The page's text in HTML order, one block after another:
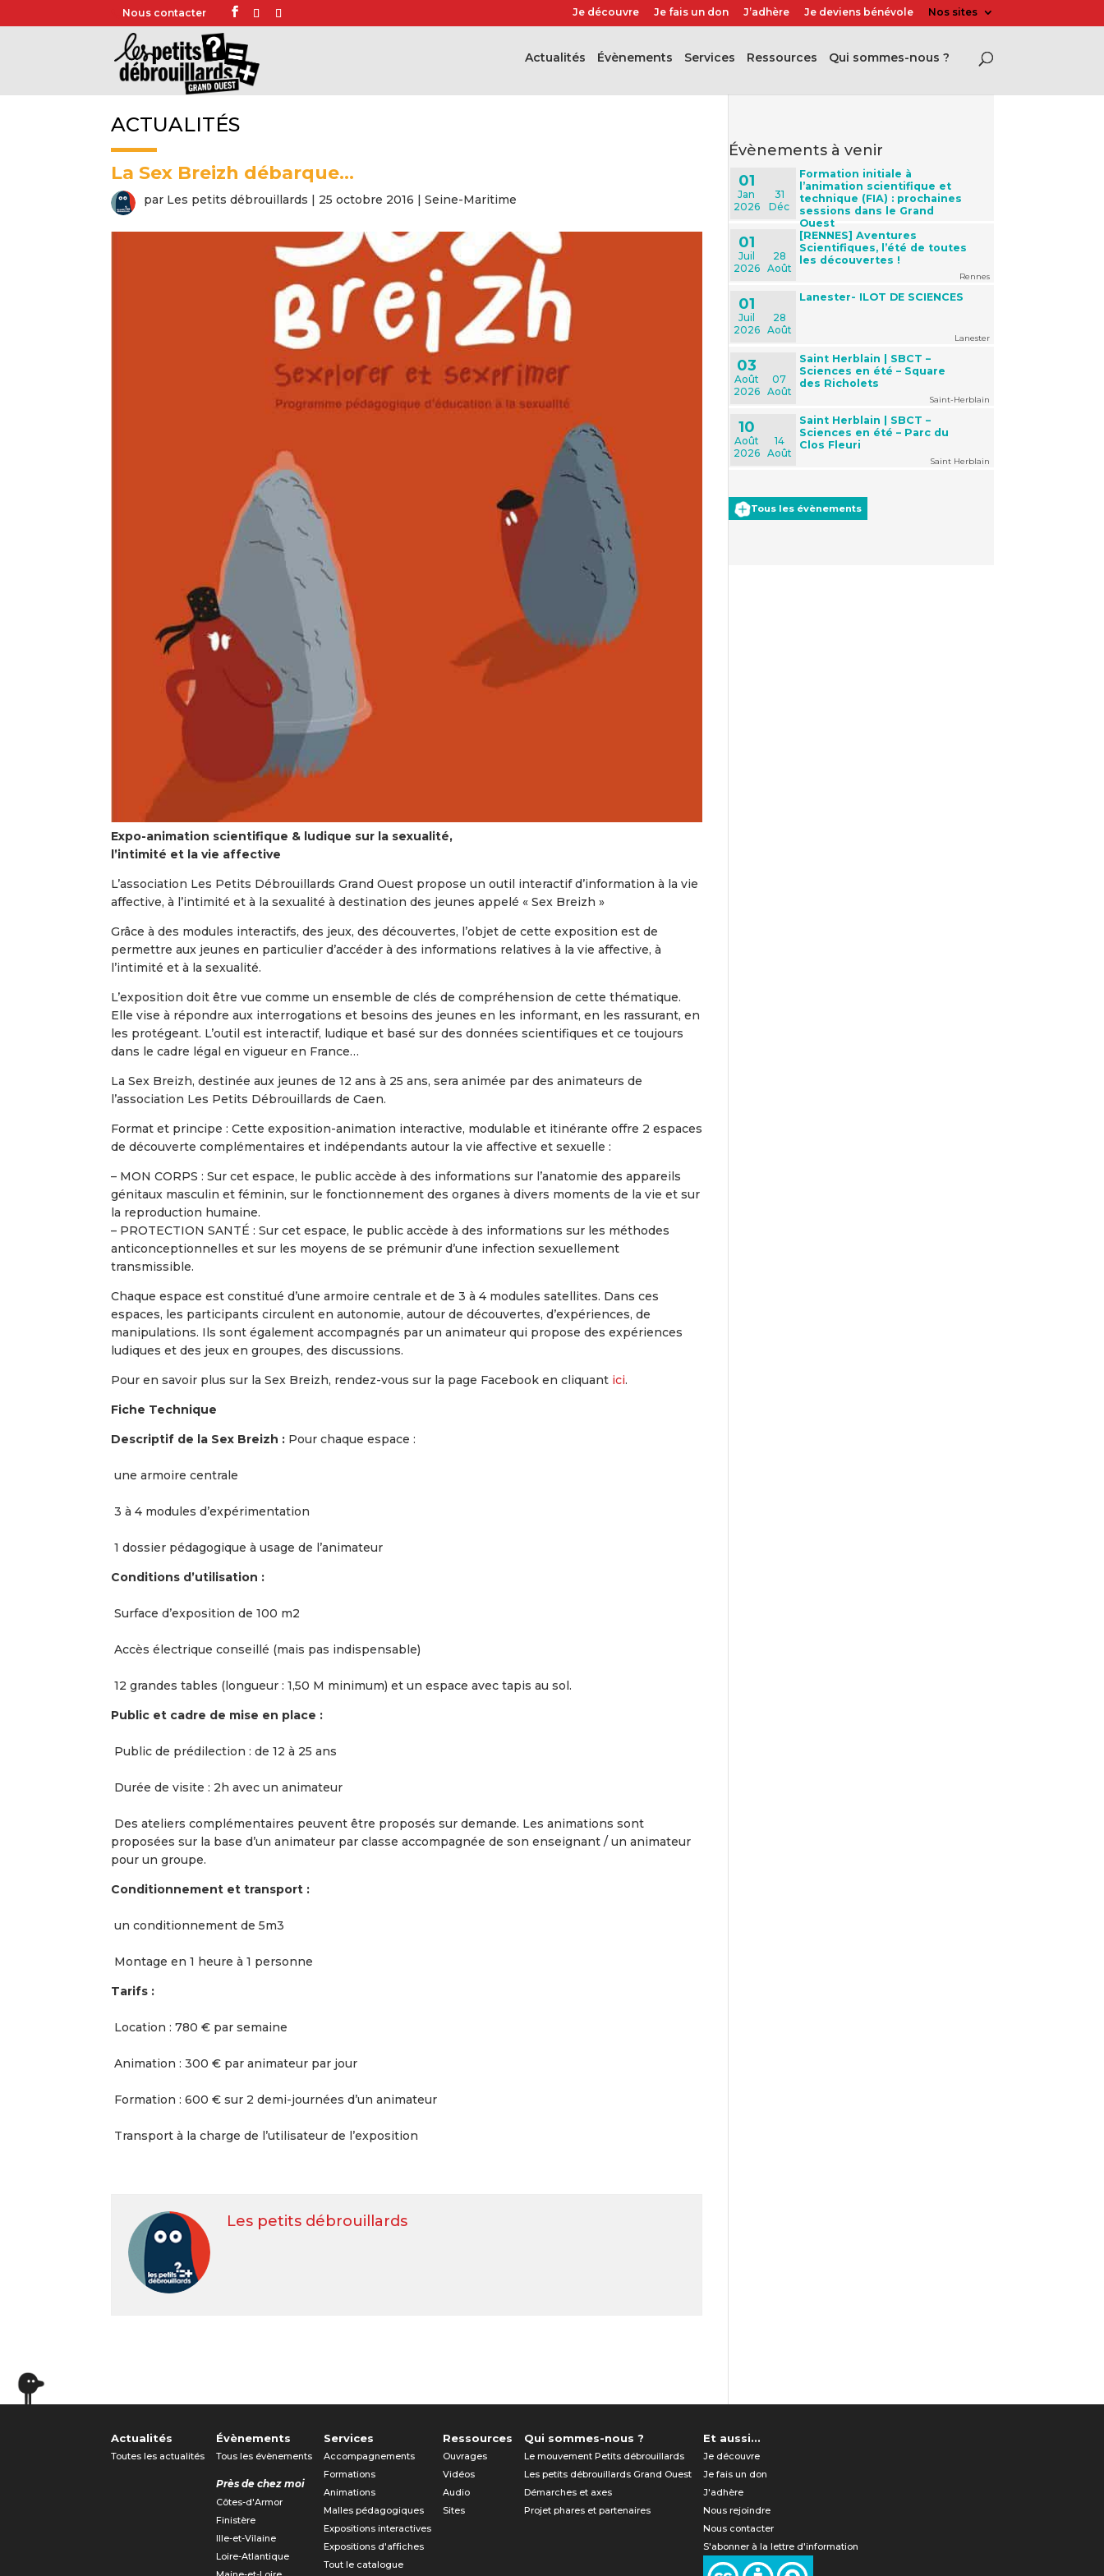
Nous contacter Je découvre Je fais un don J’adhère Je deviens bénévole Nos sites
Actualités évènements Services Ressources Qui sommes-nous ?
ACTUALITÉS
La Sex Breizh débarque…
par Les petits débrouillards | 25 octobre 2016 | Seine-Maritime
Expo-animation scientifique & ludique sur la sexualité,
l’intimité et la vie affective
L’association Les Petits Débrouillards Grand Ouest propose un outil interactif d’information à la vie
affective, à l’intimité et à la sexualité à destination des jeunes appelé « Sex Breizh »
Grâce à des modules interactifs, des jeux, des découvertes, l’objet de cette exposition est de
permettre aux jeunes en particulier d’accéder à des informations relatives à la vie affective, à
l’intimité et à la sexualité.
L’exposition doit être vue comme un ensemble de clés de compréhension de cette thématique.
Elle vise à répondre aux interrogations et besoins des jeunes en les informant, en les rassurant, en
les protégeant. L’outil est interactif, ludique et basé sur des données scientifiques et ce toujours
dans le cadre légal en vigueur en France…
La Sex Breizh, destinée aux jeunes de 12 ans à 25 ans, sera animée par des animateurs de
l’association Les Petits Débrouillards de Caen.
Format et principe : Cette exposition-animation interactive, modulable et itinérante offre 2 espaces
de découverte complémentaires et indépendants autour la vie affective et sexuelle :
– MON CORPS : Sur cet espace, le public accède à des informations sur l’anatomie des appareils
génitaux masculin et féminin, sur le fonctionnement des organes à divers moments de la vie et sur
la reproduction humaine.
– PROTECTION SANTÉ : Sur cet espace, le public accède à des informations sur les méthodes
anticonceptionnelles et sur les moyens de se prémunir d’une infection sexuellement
transmissible.
Chaque espace est constitué d’une armoire centrale et de 3 à 4 modules satellites. Dans ces
espaces, les participants circulent en autonomie, autour de découvertes, d’expériences, de
manipulations. Ils sont également accompagnés par un animateur qui propose des expériences
ludiques et des jeux en groupes, des discussions.
Pour en savoir plus sur la Sex Breizh, rendez-vous sur la page Facebook en cliquant ici.
Fiche Technique
Descriptif de la Sex Breizh :Pour chaque espace :
une armoire centrale
3 à 4 modules d’expérimentation
1 dossier pédagogique à usage de l’animateur
Conditions d’utilisation :
Surface d’exposition de 100 m2
Accès électrique conseillé (mais pas indispensable)
12 grandes tables (longueur : 1,50 M minimum) et un espace avec tapis au sol.
Public et cadre de mise en place :
Public de prédilection : de 12 à 25 ans
Durée de visite : 2h avec un animateur
Des ateliers complémentaires peuvent être proposés sur demande. Les animations sont
proposées sur la base d’un animateur par classe accompagnée de son enseignant / un animateur
pour un groupe.
Conditionnement et transport :
un conditionnement de 5m3
Montage en 1 heure à 1 personne
Tarifs :
Location : 780 € par semaine
Animation : 300 € par animateur par jour
Formation : 600 € sur 2 demi-journées d’un animateur
Transport à la charge de l’utilisateur de l’exposition
Les petits débrouillards
évènements à venir
01
Jan
2026
31
Déc
Formation initiale à
l’animation scientifique et
technique (FIA) : prochaines
sessions dans le Grand
Ouest
01
Juil
2026
28
Août
[RENNES] Aventures
Scientifiques, l’été de toutes
les découvertes !
Rennes
01
Juil
2026
28
Août
Lanester- ILOT DE SCIENCES
Lanester
03
Août
2026
07
Août
Saint Herblain | SBCT –
Sciences en été – Square
des Richolets
Saint-Herblain
10
Août
2026
14
Août
Saint Herblain | SBCT –
Sciences en été – Parc du
Clos Fleuri
Saint Herblain
Tous les évènements
Actualités
Toutes les actualités
Évènements
Tous les évènements
Près de chez moi
Côtes-d'Armor
Finistère
Ille-et-Vilaine
Loire-Atlantique
Services
Accompagnements
Formations
Animations
Malles pédagogiques
Expositions interactives
Expositions d'affiches
Tout le catalogue
Ressources
Ouvrages
Vidéos
Audio
Sites
Qui sommes-nous ?
Le mouvement Petits débrouillards
Les petits débrouillards Grand Ouest
Démarches et axes
Projet phares et partenaires
Et aussi...
Je découvre
Je fais un don
J'adhère
Nous rejoindre
Nous contacter
S'abonner à la lettre d'information